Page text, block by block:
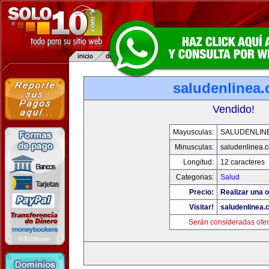
Vendido!
Mayusculas:
Minusculas:
Longitud:
12 caracteres
Categorias:
Salud
Precio:
Realizar una
Visitar!
Serán consideradas